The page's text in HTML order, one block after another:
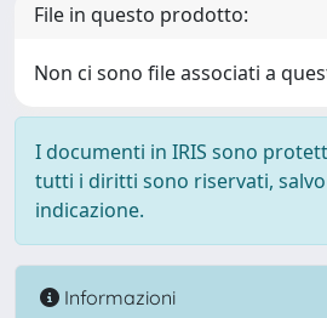
File in questo prodotto:
Non ci sono file associati a
I documenti in IRIS sono
tutti i diritti sono riservati,
indicazione.
Informazioni